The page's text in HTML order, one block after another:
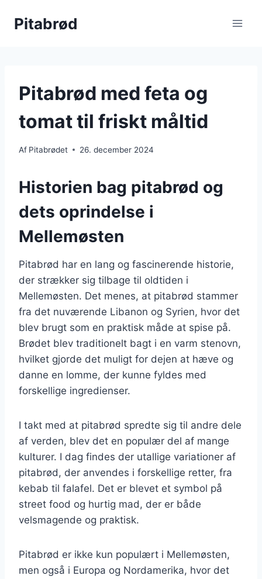
Pitabrød
Pitabrød med feta og
tomat til friskt måltid
Af Pitabrødet 26. december 2024
Historien bag pitabrød og
dets oprindelse i
Mellemøsten
Pitabrød har en lang og fascinerende historie,
der strækker sig tilbage til oldtiden i
Mellemøsten. Det menes, at pitabrød stammer
fra det nuværende Libanon og Syrien, hvor det
blev brugt som en praktisk måde at spise på.
Brødet blev traditionelt bagt i en varm stenovn,
hvilket gjorde det muligt for dejen at hæve og
danne en lomme, der kunne fyldes med
forskellige ingredienser.
I takt med at pitabrød spredte sig til andre dele
af verden, blev det en populær del af mange
kulturer. I dag findes der utallige variationer af
pitabrød, der anvendes i forskellige retter, fra
kebab til falafel. Det er blevet et symbol på
street food og hurtig mad, der er både
velsmagende og praktisk.
Pitabrød er ikke kun populært i Mellemøsten,
men også i Europa og Nordamerika, hvor det